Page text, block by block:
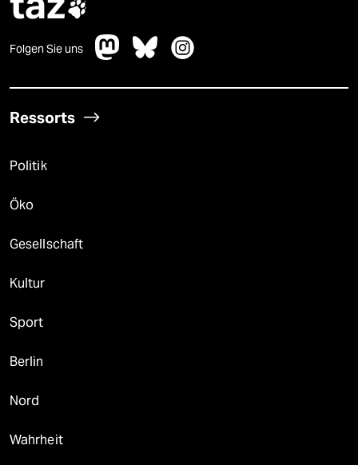

Folgen Sie uns
Ressorts
Politik
Öko
Gesellschaft
Kultur
Sport
Berlin
Nord
Wahrheit